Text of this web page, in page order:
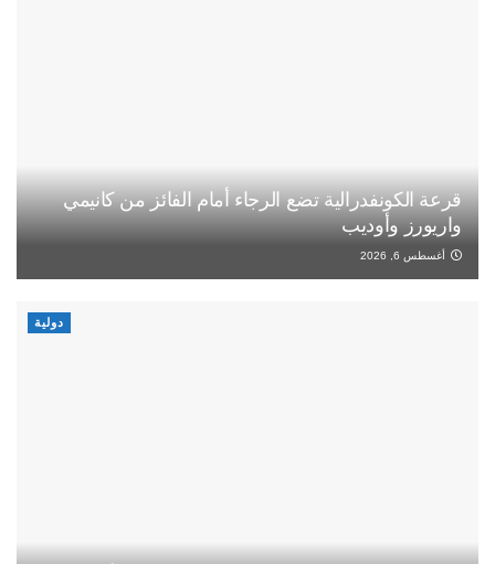
قرعة الكونفدرالية تضع الرجاء أمام الفائز من كانيمي
واريورز وأوديب
أغسطس 6, 2026
دولية